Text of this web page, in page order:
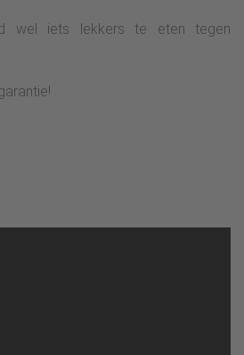
wel iets lekkers te eten tegen